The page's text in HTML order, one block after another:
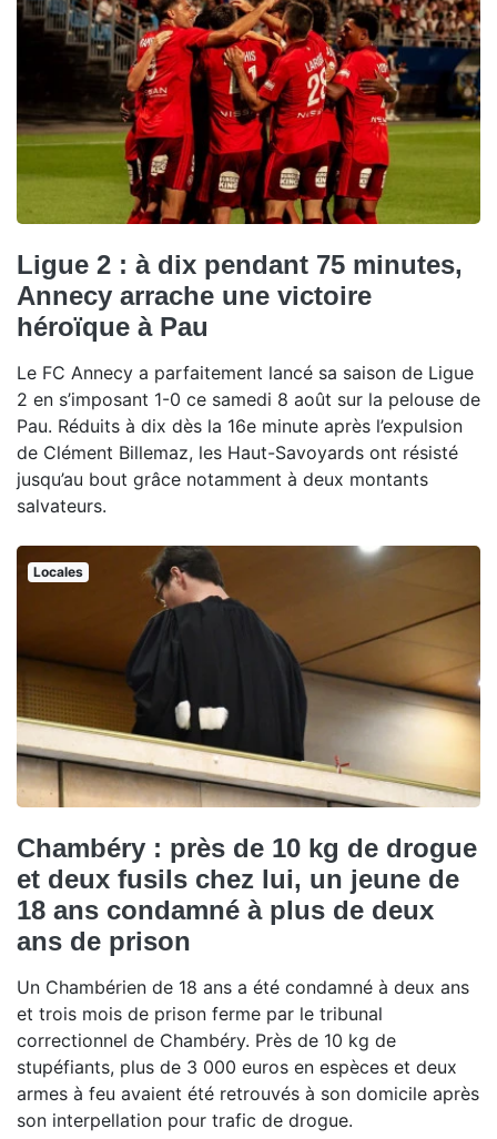
Ligue 2 : à dix pendant 75 minutes,
Annecy arrache une victoire
héroïque à Pau
Le FC Annecy a parfaitement lancé sa saison de Ligue
2 en s’imposant 1-0 ce samedi 8 août sur la pelouse de
Pau. Réduits à dix dès la 16e minute après l’expulsion
de Clément Billemaz, les Haut-Savoyards ont résisté
jusqu’au bout grâce notamment à deux montants
salvateurs.
Locales
Chambéry : près de 10 kg de drogue
et deux fusils chez lui, un jeune de
18 ans condamné à plus de deux
ans de prison
Un Chambérien de 18 ans a été condamné à deux ans
et trois mois de prison ferme par le tribunal
correctionnel de Chambéry. Près de 10 kg de
stupéfiants, plus de 3 000 euros en espèces et deux
armes à feu avaient été retrouvés à son domicile après
son interpellation pour trafic de drogue.